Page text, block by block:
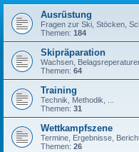
Ausrüstung
Fragen zur Ski, Stöcken,
Themen: 184
Skipräparation
Wachsen,
Themen: 64
Training
Technik, Methodik, ...
Themen: 31
Wettkampfszene
Termine, Ergebnisse,
Themen: 26